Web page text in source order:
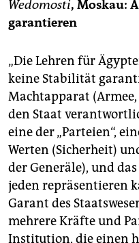
Wedomosti, Moskau:
garantieren
„Die Lehren für
keine Stabilität
Machtapparat
den Staat
eine der „Parteien“,
Werten (Sicherheit)
der Generäle), und
jeden repräsentieren
Garant des
mehrere Kräfte und
Institution, die einen